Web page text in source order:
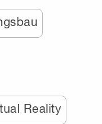
Reality